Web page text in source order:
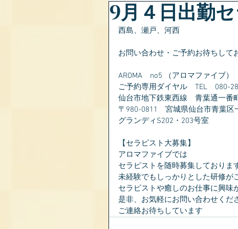
9月４日出勤
西島、瀬戸、河西
お問い合わせ・ご予約お待ちして
AROMA　no5 （アロマファイブ）
ご予約専用ダイヤル　TEL　080-
仙台市地下鉄東西線　青葉通一番
〒980-0811　宮城県仙台市青葉区
グランディS202・203号室
【セラピスト大募集】
アロマファイブでは
セラピストを随時募集しておりま
未経験でもしっかりとした研修が
セラピストや癒しのお仕事に興味
是非、お気軽にお問い合わせくだ
ご連絡お待ちしています